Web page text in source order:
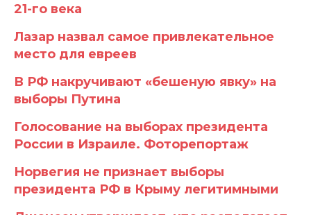
21-го века
Лазар назвал самое привлекательное
место для евреев
В РФ накручивают «бешеную явку» на
выборы Путина
Голосование на выборах президента
России в Израиле. Фоторепортаж
Норвегия не признает выборы
президента РФ в Крыму легитимными